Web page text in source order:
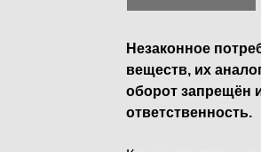
Незаконное
веществ, их
оборот запрещён
ответственность.